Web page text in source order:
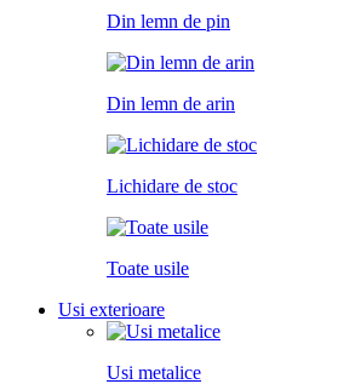
Din lemn de pin
Din lemn de arin
Lichidare de stoc
Toate usile
Usi exterioare
Usi metalice